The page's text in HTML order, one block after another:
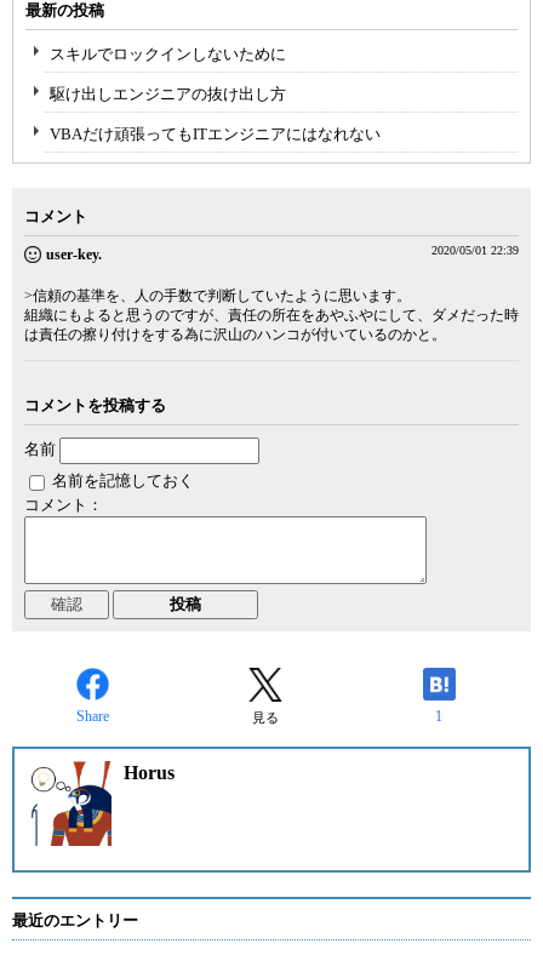
最新の投稿
スキルでロックインしないために
駆け出しエンジニアの抜け出し方
VBAだけ頑張ってもITエンジニアにはなれない
コメント
user-key. 2020/05/01 22:39
>信頼の基準を、人の手数で判断していたように思います。
組織にもよると思うのですが、責任の所在をあやふやにして、ダメだった時
は責任の擦り付けをする為に沢山のハンコが付いているのかと。
コメントを投稿する
名前
名前を記憶しておく
コメント：
Share 見る 1
Horus
最近のエントリー